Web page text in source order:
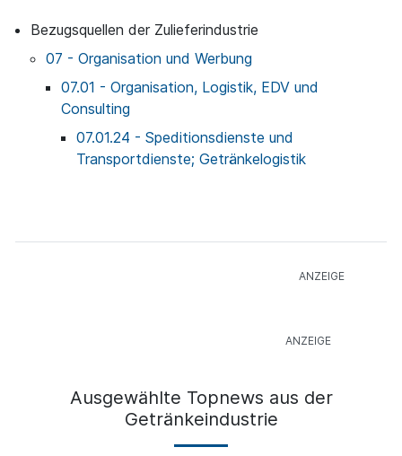
Bezugsquellen der Zulieferindustrie
07 - Organisation und Werbung
07.01 - Organisation, Logistik, EDV und
Consulting
07.01.24 - Speditionsdienste und
Transportdienste; Getränkelogistik
Ausgewählte Topnews aus der
Getränkeindustrie